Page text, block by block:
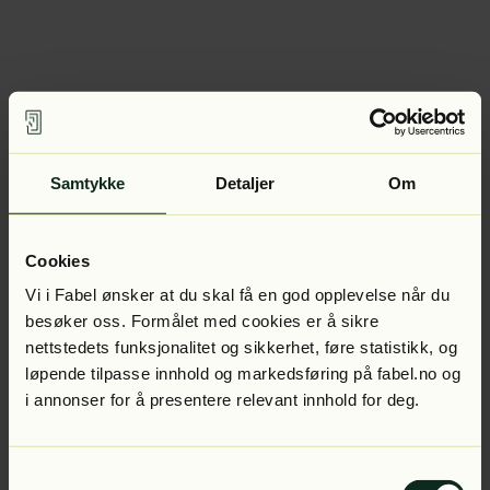
Samtykke Detaljer Om
Cookies
Vi i Fabel ønsker at du skal få en god opplevelse når du
besøker oss. Formålet med cookies er å sikre
nettstedets funksjonalitet og sikkerhet, føre statistikk, og
løpende tilpasse innhold og markedsføring på fabel.no og
i annonser for å presentere relevant innhold for deg.